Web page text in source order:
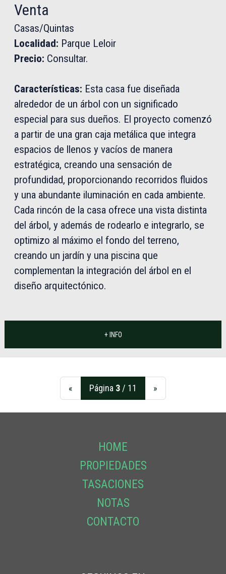
Venta
Casas/Quintas
Localidad: Parque Leloir
Precio: Consultar.
Características: Esta casa fue diseñada
alrededor de un árbol con un significado
especial para sus dueños. El proyecto comenzó
a partir de una gran caja metálica que integra
espacios de llenos y vacíos de manera
estratégica, creando una sensación de
profundidad, proporcionando recorridos fluidos
y una abundante iluminación en cada ambiente.
Cada rincón de la casa ofrece una vista distinta
del árbol, y además de rodearlo e integrarlo, se
optimizo al máximo el fondo del terreno,
creando un jardín y una piscina que
complementan la integración del árbol en el
diseño arquitectónico.
+ INFO
« Página 3/ 11 »
HOME
PROPIEDADES
TASACIONES
NOTAS
CONTACTO